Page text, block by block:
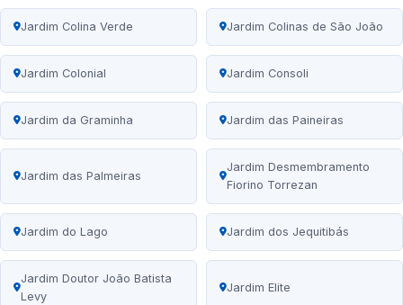
Jardim Colina Verde Jardim Colinas de São João
Jardim Colonial Jardim Consoli
Jardim da Graminha Jardim das Paineiras
Jardim das Palmeiras
Jardim Desmembramento
Fiorino Torrezan
Jardim do Lago Jardim dos Jequitibás
Jardim Doutor João Batista
Levy
Jardim Elite